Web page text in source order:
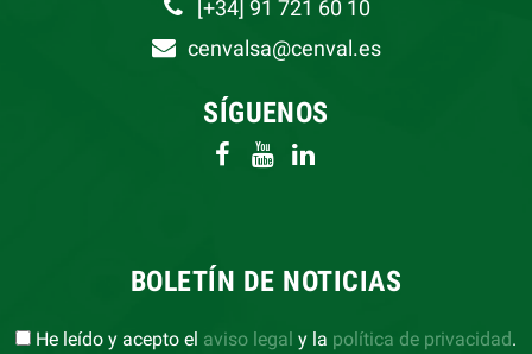
[+34] 91 721 60 10
cenvalsa@cenval.es
SÍGUENOS
BOLETÍN DE NOTICIAS
He leído y acepto el aviso legal y la política de privacidad.